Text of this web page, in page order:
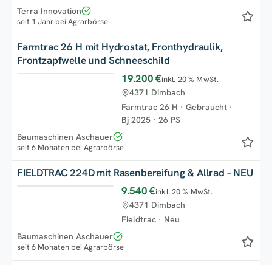
Terra Innovation
seit 1 Jahr bei Agrarbörse
Farmtrac 26 H mit Hydrostat, Fronthydraulik,
Frontzapfwelle und Schneeschild
19.200 €inkl. 20 % MwSt.
Farmtrac 26 H · Gebraucht ·
Bj 2025 ·26 PS
4371 Dimbach
Baumaschinen Aschauer
seit 6 Monaten bei Agrarbörse
FIELDTRAC 224D mit Rasenbereifung & Allrad – NEU
9.540 €inkl. 20 % MwSt.
Fieldtrac · Neu
4371 Dimbach
Baumaschinen Aschauer
seit 6 Monaten bei Agrarbörse